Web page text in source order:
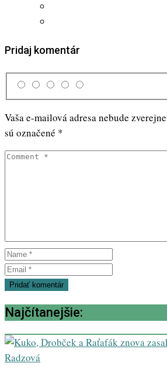
Pridaj komentár
Vaša e-mailová adresa nebude
sú označené *
Najčítanejšie: